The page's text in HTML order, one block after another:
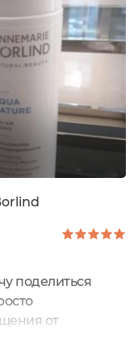
как
момент - мусс
поделиться
от
к этой